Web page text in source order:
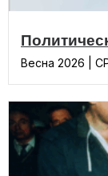
Весна 2026 |